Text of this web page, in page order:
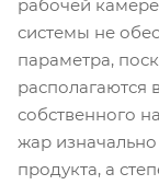
рабочей
системы не
параметра,
располагаются
собственного
жар изначально
продукта, а